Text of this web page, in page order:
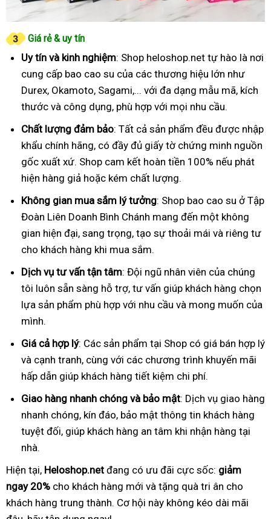
Giá rẻ & uy tín
Uy tín và kinh nghiệm: Shop heloshop.net tự hào là nơi
cung cấp bao cao su của các thương hiệu lớn như
Durex, Okamoto, Sagami,... với đa dạng mẫu mã, kích
thước và công dụng, phù hợp với mọi nhu cầu.
Chất lượng đảm bảo: Tất cả sản phẩm đều được nhập
khẩu chính hãng, có đầy đủ giấy tờ chứng minh nguồn
gốc xuất xứ. Shop cam kết hoàn tiền 100% nếu phát
hiện hàng giả hoặc kém chất lượng.
Không gian mua sắm lý tưởng: Shop bao cao su ở Tập
Đoàn Liên Doanh Bình Chánh mang đến một không
gian hiện đại, sang trọng, tạo sự thoải mái và riêng tư
cho khách hàng khi mua sắm.
Dịch vụ tư vấn tận tâm: Đội ngũ nhân viên của chúng
tôi luôn sẵn sàng hỗ trợ, tư vấn giúp khách hàng chọn
lựa sản phẩm phù hợp với nhu cầu và mong muốn của
mình.
Giá cả hợp lý: Các sản phẩm tại Shop có giá bán hợp lý
và cạnh tranh, cùng với các chương trình khuyến mãi
hấp dẫn giúp khách hàng tiết kiệm chi phí.
Giao hàng nhanh chóng và bảo mật: Dịch vụ giao hàng
nhanh chóng, kín đáo, bảo mật thông tin khách hàng
tuyệt đối, giúp khách hàng an tâm khi nhận hàng tại
nhà.
Hiện tại, Heloshop.net đang có ưu đãi cực sốc: giảm
ngay 20% cho khách hàng mới và tặng quà tri ân cho
khách hàng trung thành. Cơ hội này không kéo dài mãi